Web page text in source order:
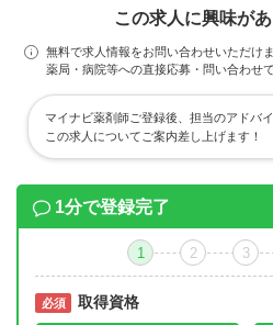
この求人に興味が
無料で求人情報をお問い合わせいただけま
薬局・病院等への直接応募・問い合わせ
マイナビ薬剤師ご登録後、担当のアドバ
この求人についてご案内差し上げます！
1分で登録完了
1 2 3
必須 取得資格